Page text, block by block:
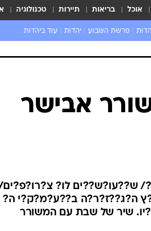
אוכל בריאות תיירות טכנולוגיה
פרשת השבוע יהדות עוד ביהדות
אבישר
ש??עו?ש??ים לו?
ה?ג??ז?ר?ה ב??ע?מ?ק?י ה?
שיר של שבת עם המשורר